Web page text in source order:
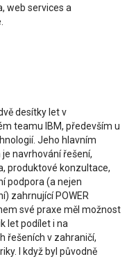
web services a
desítky let v
teamu IBM, především u
Jeho hlavním
navrhování řešení,
produktové konzultace,
podpora (a nejen
zahrnující POWER
své praxe měl možnost
let podílet i na
řešeních v zahraničí,
I když byl původně